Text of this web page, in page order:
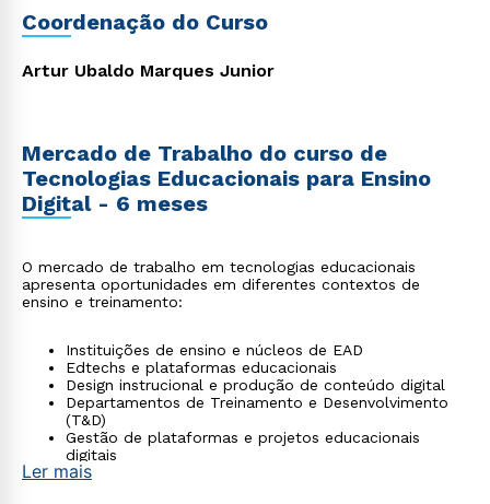
Coordenação do Curso
Artur Ubaldo Marques Junior
Mercado de Trabalho do curso de
Tecnologias Educacionais para Ensino
Digital - 6 meses
O mercado de trabalho em tecnologias educacionais
apresenta oportunidades em diferentes contextos de
ensino e treinamento:
Instituições de ensino e núcleos de EAD
Edtechs e plataformas educacionais
Design instrucional e produção de conteúdo digital
Departamentos de Treinamento e Desenvolvimento
(T&D)
Gestão de plataformas e projetos educacionais
digitais
Ler mais